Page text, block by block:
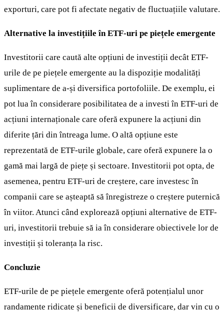
exporturi, care pot fi afectate negativ de fluctuațiile valutare.
Alternative la investițiile în ETF-uri pe piețele emergente
Investitorii care caută alte opțiuni de investiții decât ETF-
urile de pe piețele emergente au la dispoziție modalități
suplimentare de a-și diversifica portofoliile. De exemplu, ei
pot lua în considerare posibilitatea de a investi în ETF-uri de
acțiuni internaționale care oferă expunere la acțiuni din
diferite țări din întreaga lume. O altă opțiune este
reprezentată de ETF-urile globale, care oferă expunere la o
gamă mai largă de piețe și sectoare. Investitorii pot opta, de
asemenea, pentru ETF-uri de creștere, care investesc în
companii care se așteaptă să înregistreze o creștere puternică
în viitor. Atunci când explorează opțiuni alternative de ETF-
uri, investitorii trebuie să ia în considerare obiectivele lor de
investiții și toleranța la risc.
Concluzie
ETF-urile de pe piețele emergente oferă potențialul unor
randamente ridicate și beneficii de diversificare, dar vin cu o